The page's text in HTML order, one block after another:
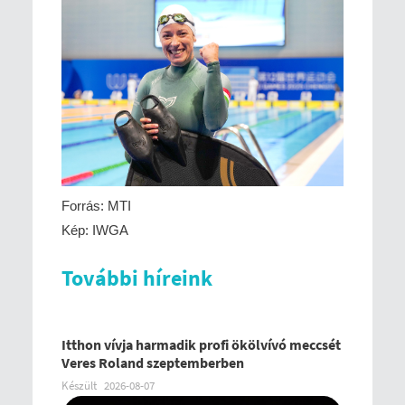
Forrás: MTI
Kép: IWGA
További híreink
Itthon vívja harmadik profi ökölvívó meccsét
Veres Roland szeptemberben
Készült 2026-08-07